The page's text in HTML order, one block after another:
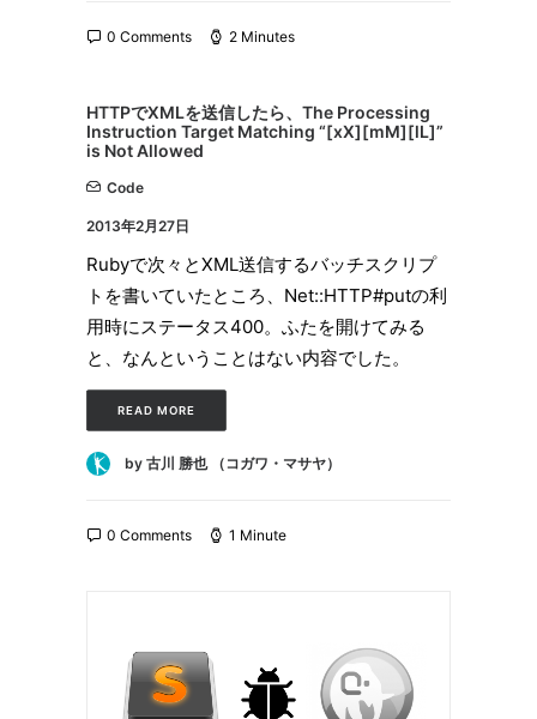
0 Comments 2 Minutes
HTTPでXMLを送信したら、The Processing
Instruction Target Matching “[xX][mM][lL]”
is Not Allowed
Code
2013年2月27日
Rubyで次々とXML送信するバッチスクリプ
トを書いていたところ、Net::HTTP#putの利
用時にステータス400。ふたを開けてみる
と、なんということはない内容でした。
READ MORE
by 古川 勝也 （コガワ・マサヤ）
0 Comments 1 Minute